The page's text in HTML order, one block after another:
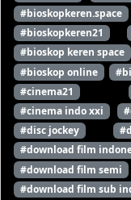
#bioskopkeren.space
#bioskopkeren21
#bioskop keren space
#bioskop online
#cinema21
#cinema indo xxi
#disc jockey
#download film
#download film semi
#download film sub